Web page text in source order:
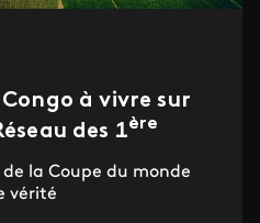
à vivre sur
des 1ère
de la Coupe du monde
vérité